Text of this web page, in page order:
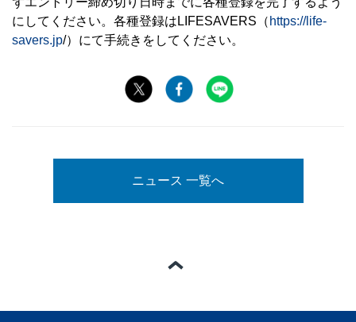
にしてください。各種登録はLIFESAVERS（ https://life-
savers.jp/）にて手続きをしてください。
ニュース 一覧へ